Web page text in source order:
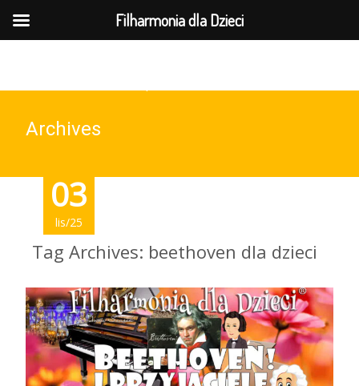
Archives
Tag Archives: beethoven dla dzieci
03
lis/25
Filharmonia dla Dzieci